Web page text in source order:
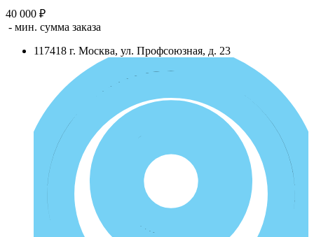
40 000 ₽
- мин. сумма заказа
117418 г. Москва, ул. Профсоюзная, д. 23